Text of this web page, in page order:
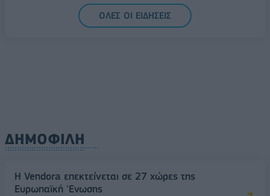
ΟΛΕΣ ΟΙ ΕΙΔΗΣΕΙΣ
ΔΗΜΟΦΙΛΗ
Η Vendora επεκτείνεται σε 27 χώρες της
Ευρωπαϊκή 'Ενωσης